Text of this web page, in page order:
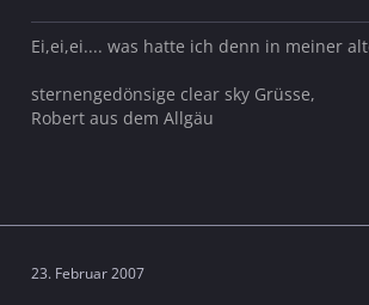
Ei,ei,ei.... was hatte ich denn in meiner
sternengedönsige clear sky Grüsse,
Robert aus dem Allgäu
23. Februar 2007